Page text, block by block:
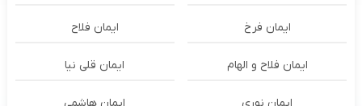
ایمان فرخ ایمان فلاح
ایمان فلاح و الهام ایمان قلی نیا